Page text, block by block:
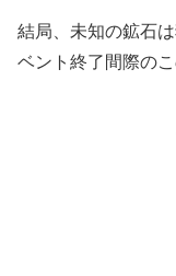
結局、未知の鉱石
ベント終了間際の